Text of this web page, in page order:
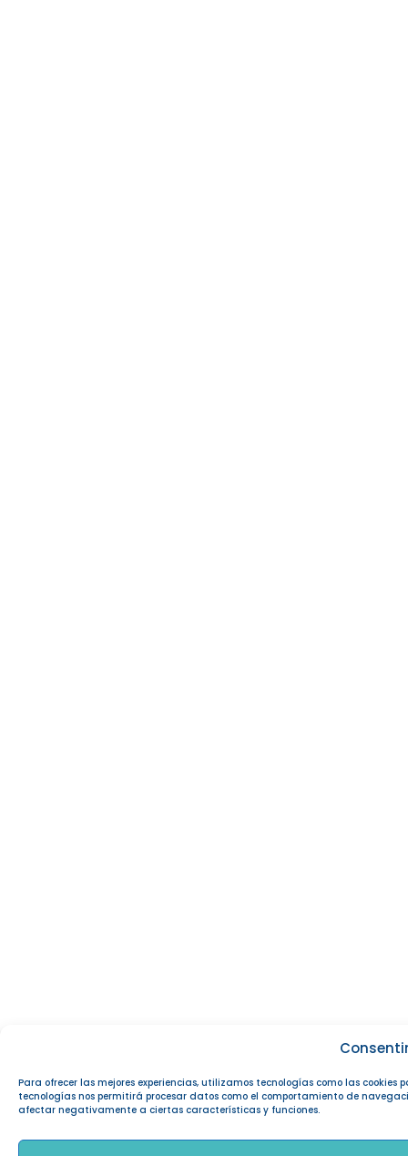
Para ofrecer las mejores experiencias, utilizamos tecnologías como las
tecnologías nos permitirá procesar datos como el comportamiento de
afectar negativamente a ciertas características y funciones.